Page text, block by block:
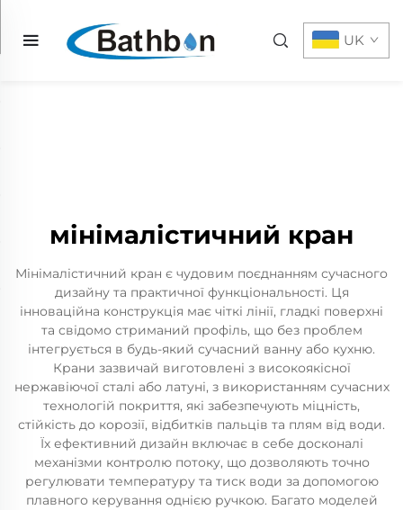
UK
мінімалістичний кран
Мінімалістичний кран є чудовим поєднанням сучасного
дизайну та практичної функціональності. Ця
інноваційна конструкція має чіткі лінії, гладкі поверхні
та свідомо стриманий профіль, що без проблем
інтегрується в будь-який сучасний ванну або кухню.
Крани зазвичай виготовлені з високоякісної
нержавіючої сталі або латуні, з використанням сучасних
технологій покриття, які забезпечують міцність,
стійкість до корозії, відбитків пальців та плям від води.
Їх ефективний дизайн включає в себе досконалі
механізми контролю потоку, що дозволяють точно
регулювати температуру та тиск води за допомогою
плавного керування однією ручкою. Багато моделей